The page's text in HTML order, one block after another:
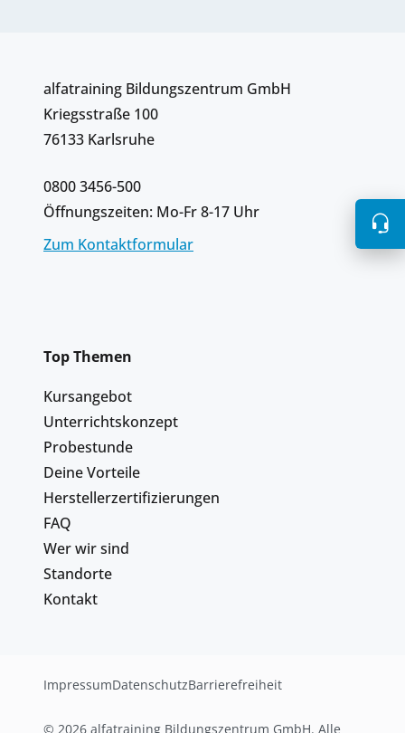
alfatraining Bildungszentrum GmbH
Kriegsstraße 100
76133 Karlsruhe
0800 3456-500
Öffnungszeiten: Mo-Fr 8-17 Uhr
Zum Kontaktformular
Top Themen
Kursangebot
Unterrichtskonzept
Probestunde
Deine Vorteile
Herstellerzertifizierungen
FAQ
Wer wir sind
Standorte
Kontakt
ImpressumDatenschutzBarrierefreiheit
© 2026 alfatraining Bildungszentrum GmbH. Alle